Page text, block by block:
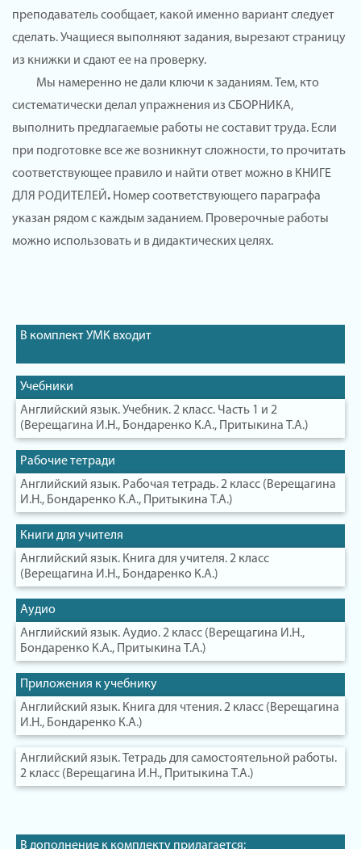
преподаватель сообщает, какой именно вариант следует
сделать. Учащиеся выполняют задания, вырезают страницу
из книжки и сдают ее на проверку.
Мы намеренно не дали ключи к заданиям. Тем, кто
систематически делал упражнения из СБОРНИКА,
выполнить предлагаемые работы не составит труда. Если
при подготовке все же возникнут сложности, то прочитать
соответствующее правило и найти ответ можно в КНИГЕ
ДЛЯ РОДИТЕЛЕЙ . Номер соответствующего параграфа
указан рядом с каждым заданием. Проверочные работы
можно использовать и в дидактических целях.
В комплект УМК входит
Учебники
Английский язык. Учебник. 2 класс. Часть 1 и 2
(Верещагина И.Н., Бондаренко К.А., Притыкина Т.А.)
Рабочие тетради
Английский язык. Рабочая тетрадь. 2 класс (Верещагина
И.Н., Бондаренко К.А., Притыкина Т.А.)
Книги для учителя
Английский язык. Книга для учителя. 2 класс
(Верещагина И.Н., Бондаренко К.А.)
Аудио
Английский язык. Аудио. 2 класс (Верещагина И.Н.,
Бондаренко К.А., Притыкина Т.А.)
Приложения к учебнику
Английский язык. Книга для чтения. 2 класс (Верещагина
И.Н., Бондаренко К.А.)
Английский язык. Тетрадь для самостоятельной работы.
2 класс (Верещагина И.Н., Притыкина Т.А.)
В дополнение к комплекту прилагается: